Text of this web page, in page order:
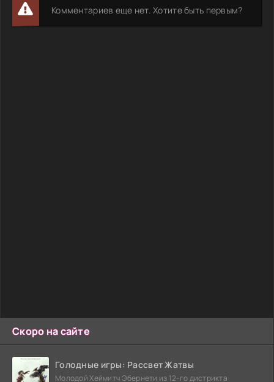
Скоро на сайте
Голодные игры: Рассвет Жатвы
Молодой Хеймитч Эбернети из 12-го дистрикта
Комментариев еще нет. Хотите быть первым?